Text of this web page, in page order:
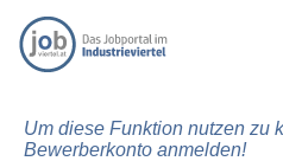
Um diese Funktion nutzen zu
Bewerberkonto anmelden!